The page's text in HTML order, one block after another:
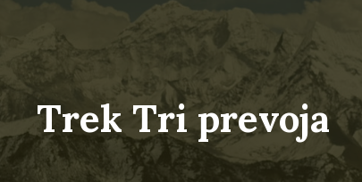
Trek Tri prevoja